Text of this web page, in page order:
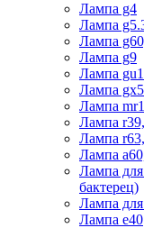
Лампа g4
Лампа
Лампа
Лампа g9
Лампа
Лампа
Лампа
Лампа
Лампа
Лампа
Лампа
бактерец)
Лампа
Лампа е40